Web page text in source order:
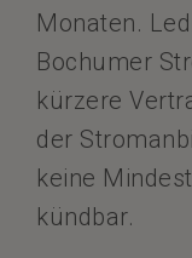
Monaten.
Bochumer
kürzere
der
keine
kündbar.